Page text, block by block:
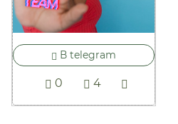
В telegram
0 4